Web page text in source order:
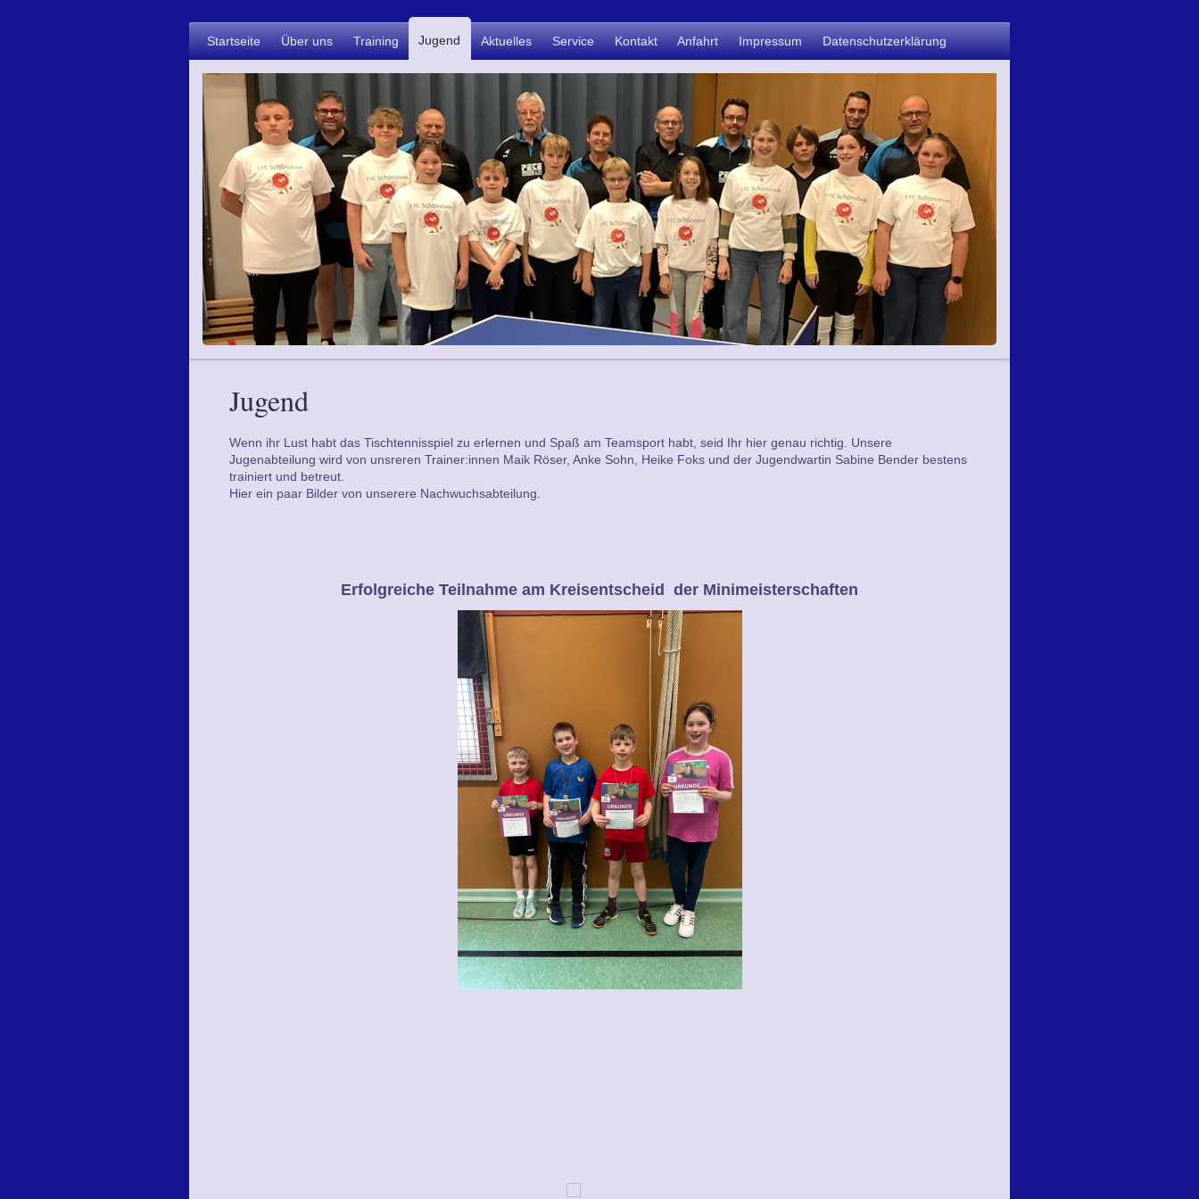
Startseite Über uns Training Jugend Aktuelles Service Kontakt Anfahrt Impressum Datenschutzerklärung
Jugend
Wenn ihr Lust habt das Tischtennisspiel zu erlernen und Spaß am Teamsport habt, seid Ihr hier genau richtig. Unsere
Jugenabteilung wird von unsreren Trainer:innen Maik Röser, Anke Sohn, Heike Foks und der Jugendwartin Sabine Bender bestens
trainiert und betreut.
Hier ein paar Bilder von unserere Nachwuchsabteilung.
Erfolgreiche Teilnahme am Kreisentscheid der Minimeisterschaften